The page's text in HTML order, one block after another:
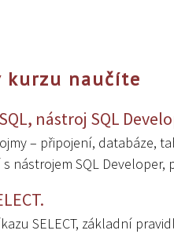
kurzu naučíte
nástroj SQL
– připojení, databáze,
nástrojem SQL Developer,
SELECT, základní